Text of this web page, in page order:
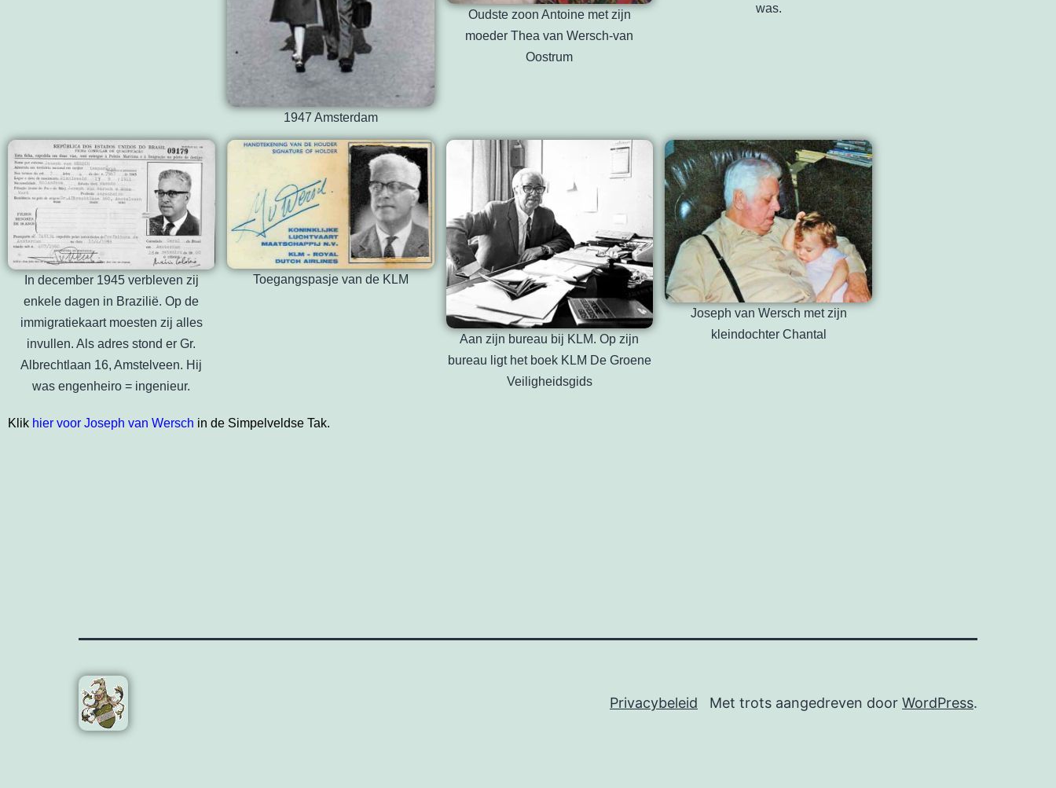
1947 Amsterdam
Oudste zoon Antoine met zijn
moeder Thea van Wersch-van
Oostrum
was.
In december 1945 verbleven zij
enkele dagen in Brazilië. Op de
immigratiekaart moesten zij alles
invullen. Als adres stond er Gr.
Albrechtlaan 16, Amstelveen. Hij
was engenheiro = ingenieur.
Toegangspasje van de KLM
Aan zijn bureau bij KLM. Op zijn
bureau ligt het boek KLM De Groene
Veiligheidsgids
Joseph van Wersch met zijn
kleindochter Chantal
Klik hier voor Joseph van Wersch in de Simpelveldse Tak.
Privacybeleid Met trots aangedreven door WordPress.